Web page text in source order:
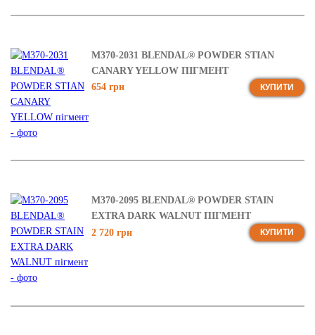
M370-2031 BLENDAL® POWDER STIAN
CANARY YELLOW ПІГМЕНТ
654 грн
КУПИТИ
M370-2095 BLENDAL® POWDER STAIN
EXTRA DARK WALNUT ПІГМЕНТ
2 720 грн
КУПИТИ